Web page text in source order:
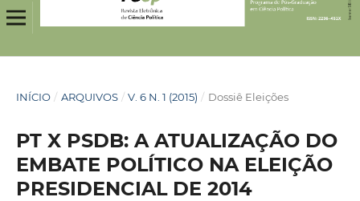
INÍCIO / ARQUIVOS / V. 6 N. 1 (2015) / Dossiê Eleições
PT X PSDB: A ATUALIZAÇÃO DO
EMBATE POLÍTICO NA ELEIÇÃO
PRESIDENCIAL DE 2014